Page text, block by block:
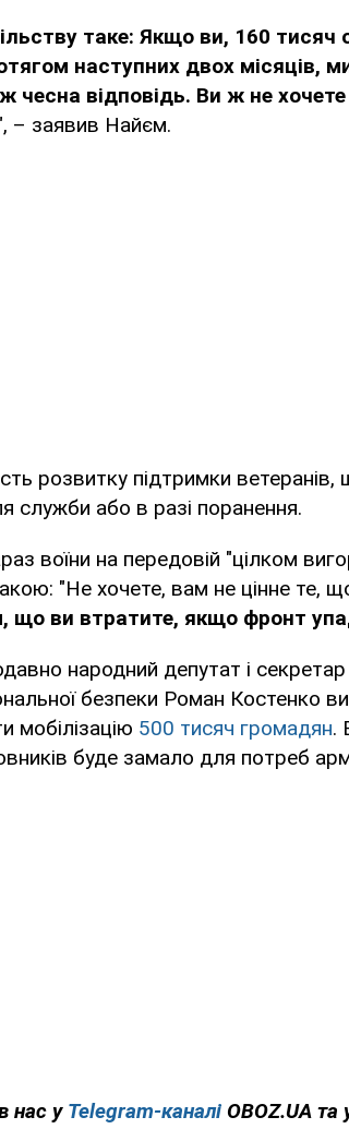
таке: Якщо ви, 160 тисяч
наступних двох місяців,
чесна відповідь. Ви ж не
– заявив Найєм.
розвитку підтримки ветеранів,
служби або в разі поранення.
воїни на передовій "цілком
"Не хочете, вам не цінне те,
що ви втратите, якщо фронт
народний депутат і секретар
безпеки Роман Костенко
мобілізацію 500 тисяч громадян.
буде замало для потреб
нас у Telegram-каналі OBOZ.UA та